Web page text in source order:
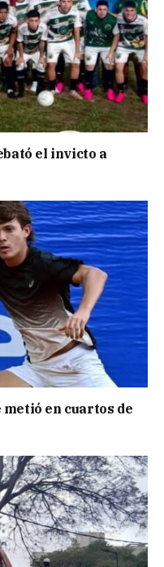
el invicto a
metió en cuartos de